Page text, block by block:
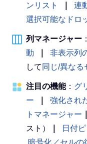
ンリスト
連
選択可能なドロ
列マネージャー ：
動
非表示列
して 同じ/異なる
注目の機能： グ
ー
強化され
トマネージャー
スト）
日付
暗号化／セルの